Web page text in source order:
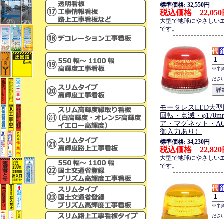
標準価格: 32,550円
税込価格 22,050
大型で地球にやさしい
です。
※半
ださ
モータレスLED大
回転・点滅・
ア・マグネット・
御入力あり）
標準価格: 34,230円
税込価格 22,820
大型で地球にやさしい
です。
※半
ださ